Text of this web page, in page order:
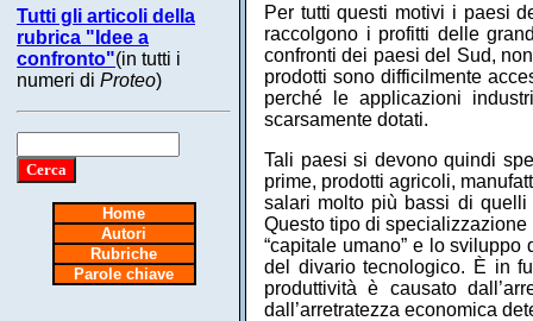
Tutti gli articoli della
rubrica "Idee a
confronto"(in tutti i
numeri di Proteo)
Home
Autori
Rubriche
Parole chiave
Per tutti questi motivi i paesi
raccolgono i profitti delle
confronti dei paesi del Sud,
prodotti sono difficilmente
perché le applicazioni
scarsamente dotati.
Tali paesi si devono quindi
prime, prodotti agricoli,
salari molto più bassi di
Questo tipo di
“capitale umano” e lo
del divario tecnologico. È in
produttività è causato
dall’arretratezza economica